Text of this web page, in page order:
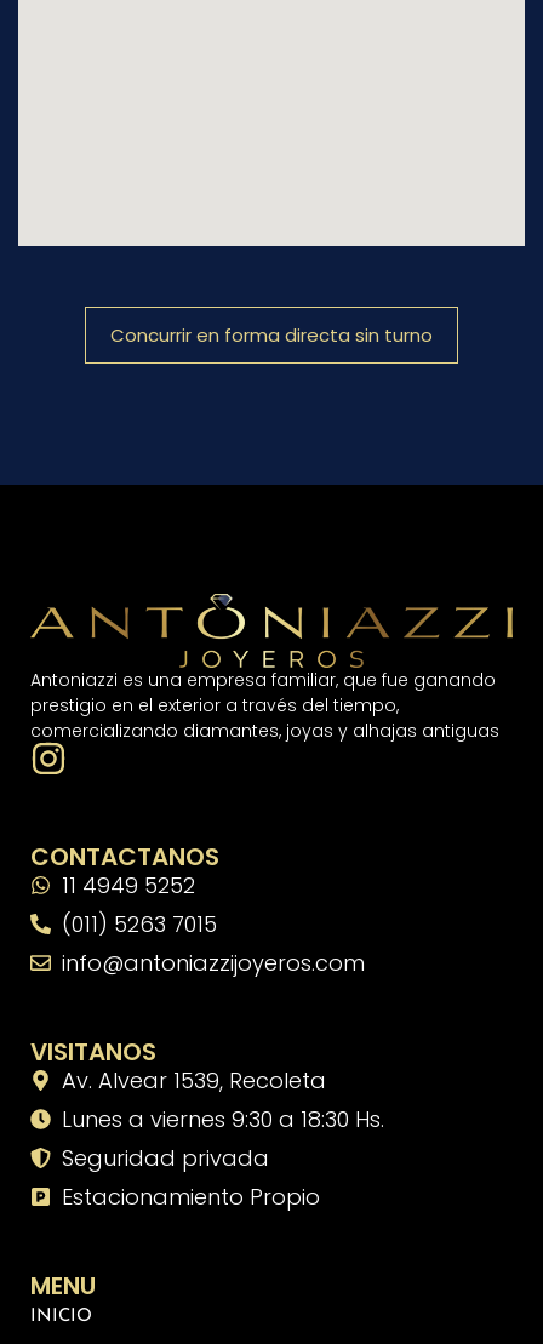
Concurrir en forma directa sin turno
Antoniazzi es una empresa familiar, que fue ganando
prestigio en el exterior a través del tiempo,
comercializando diamantes, joyas y alhajas antiguas
CONTACTANOS
11 4949 5252
(011) 5263 7015
info@antoniazzijoyeros.com
VISITANOS
Av. Alvear 1539, Recoleta
Lunes a viernes 9:30 a 18:30 Hs.
Seguridad privada
Estacionamiento Propio
MENU
INICIO